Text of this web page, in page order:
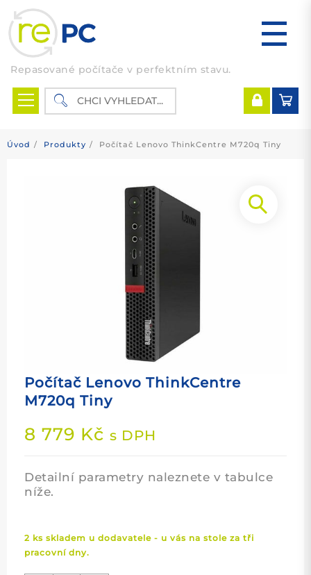
content
Repasované počítače v perfektním stavu.
Úvod Produkty Počítač Lenovo ThinkCentre M720q Tiny
Počítač Lenovo ThinkCentre
M720q Tiny
8 779 Kč s DPH
Detailní parametry naleznete v tabulce
níže.
2 ks skladem u dodavatele - u vás na stole za tři
pracovní dny.